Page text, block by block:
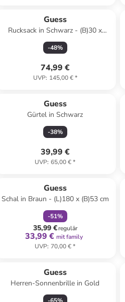
Guess
Rucksack in Schwarz - (B)30 x
(H)26 x (T)9 cm
-48%
74,99 €
UVP: 145,00 €*
Guess
Gürtel in Schwarz
-38%
39,99 €
UVP: 65,00 €*
Guess
Schal in Braun - (L)180 x (B)53 cm
-51%
35,99 €regulär
33,99 € mit family
UVP: 70,00 €*
Guess
Herren-Sonnenbrille in Gold